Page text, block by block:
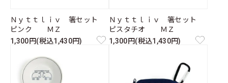
Ｎｙｔｔｌｉｖ 箸セット
ピンク ＭＺ
1,300円(税込1,430円)
Ｎｙｔｔｌｉｖ 箸セット
ピスタチオ ＭＺ
1,300円(税込1,430円)